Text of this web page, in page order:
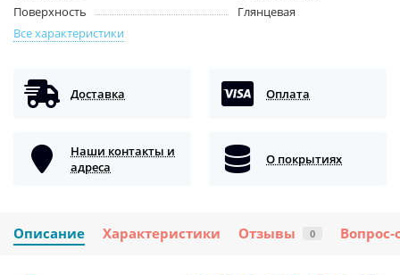
Поверхность
Глянцевая
Все характеристики
Доставка Оплата
Наши контакты и
адреса
О покрытиях
Описание Характеристики Отзывы 0 Вопрос-